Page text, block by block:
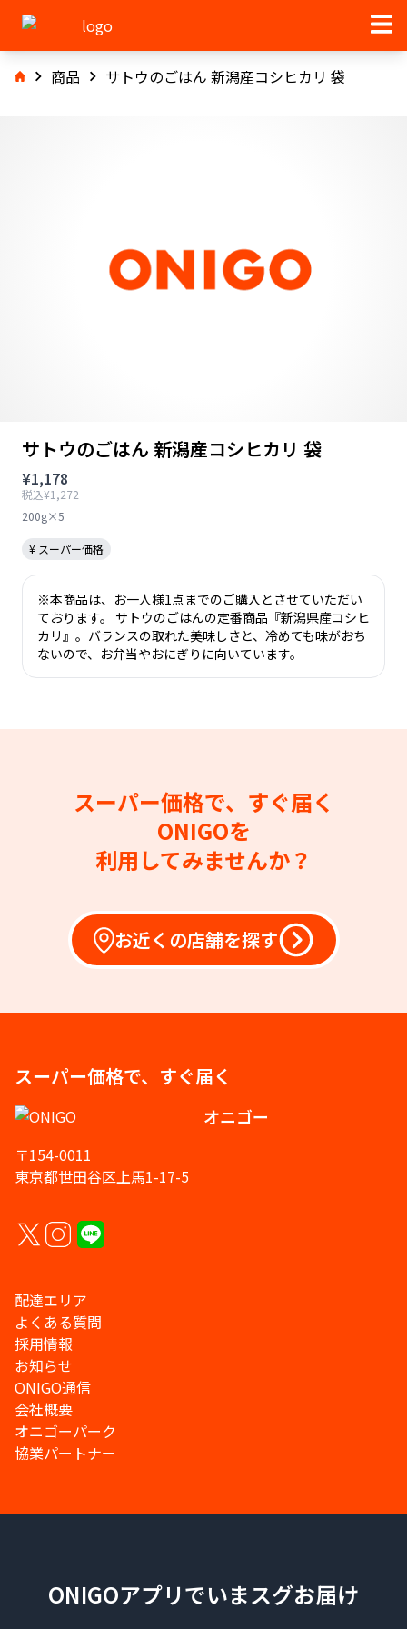
商品 サトウのごはん 新潟産コシヒカリ 袋
サトウのごはん 新潟産コシヒカリ 袋
¥1,178
税込¥1,272
200g×5
¥ スーパー価格
※本商品は、お一人様1点までのご購入とさせていただい
ております。 サトウのごはんの定番商品『新潟県産コシヒ
カリ』。バランスの取れた美味しさと、冷めても味がおち
ないので、お弁当やおにぎりに向いています。
スーパー価格で、すぐ届く
ONIGOを
利用してみませんか？
お近くの店舗を探す
スーパー価格で、すぐ届く
オニゴー
〒154-0011
東京都世田谷区上馬1-17-5
配達エリア
よくある質問
採用情報
お知らせ
ONIGO通信
会社概要
オニゴーパーク
協業パートナー
ONIGOアプリでいまスグお届け